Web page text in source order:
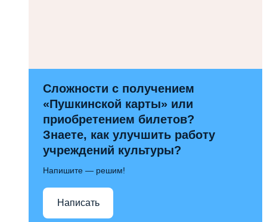
Сложности с получением
«Пушкинской карты» или
приобретением билетов?
Знаете, как улучшить работу
учреждений культуры?
Напишите — решим!
Написать